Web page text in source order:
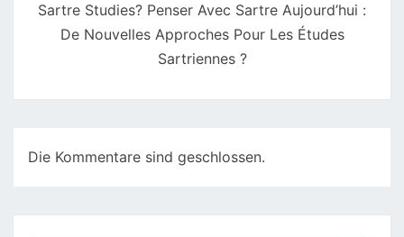
Sartre Studies? Penser Avec Sartre Aujourd’hui :
De Nouvelles Approches Pour Les Études
Sartriennes ?
Die Kommentare sind geschlossen.